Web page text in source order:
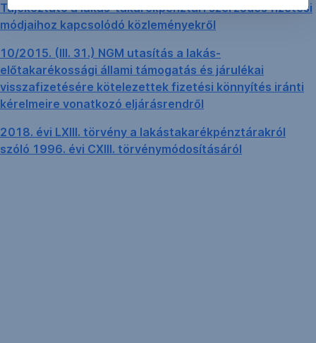
Tájékoztató a lakás-takarékpénztári szerződés fizetési
módjaihoz kapcsolódó közleményekről
10/2015. (III. 31.) NGM utasítás a lakás-
előtakarékossági állami támogatás és járulékai
visszafizetésére kötelezettek fizetési könnyítés iránti
kérelmeire vonatkozó eljárásrendről
2018. évi LXIII. törvény a lakástakarékpénztárakról
szóló 1996. évi CXIII. törvénymódosításáról